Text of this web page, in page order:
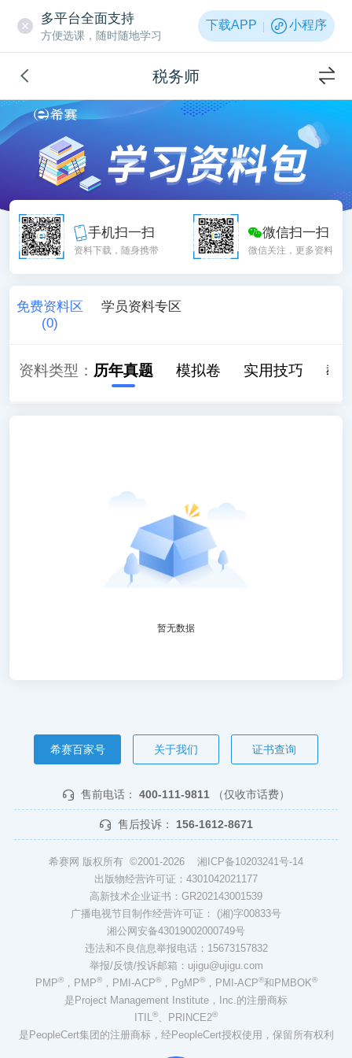
多平台全面支持
方便选课，随时随地学习
下载APP 小程序
税务师
手机扫一扫
资料下载，随身携带
微信扫一扫
微信关注，更多资料
免费资料区
(0)
学员资料专区
资料类型：
识点考点 历年真题 模拟卷 实用技巧 教
暂无数据
希赛百家号 关于我们 证书查询
售前电话： 400-111-9811 （仅收市话费）
售后投诉： 156-1612-8671
希赛网 版权所有 ©2001-2026 湘ICP备10203241号-14
出版物经营许可证：4301042021177
高新技术企业证书：GR202143001539
广播电视节目制作经营许可证： (湘)字00833号
湘公网安备43019002000749号
违法和不良信息举报电话：15673157832
举报/反馈/投诉邮箱：ujigu@ujigu.com
PMP®，PMP®，PMI-ACP®，PgMP®，PMI-ACP®和PMBOK®
是Project Management Institute，Inc.的注册商标
ITIL®、PRINCE2®
是PeopleCert集团的注册商标，经PeopleCert授权使用，保留所有权利